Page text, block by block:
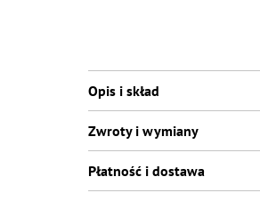
Opis i skład
Zwroty i wymiany
Płatność i dostawa